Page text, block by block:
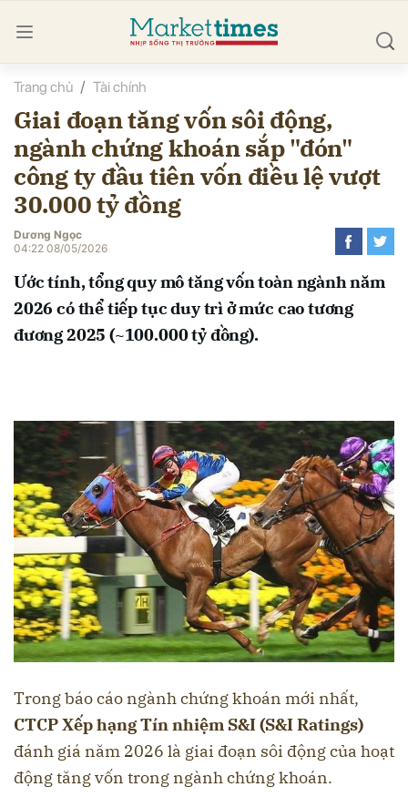
Trang chủ Tài chính
Giai đoạn tăng vốn sôi động,
ngành chứng khoán sắp "đón"
công ty đầu tiên vốn điều lệ vượt
30.000 tỷ đồng
Dương Ngọc
04:22 08/05/2026
Ước tính, tổng quy mô tăng vốn toàn ngành năm
2026 có thể tiếp tục duy trì ở mức cao tương
đương 2025 (~100.000 tỷ đồng).
Trong báo cáo ngành chứng khoán mới nhất,
CTCP Xếp hạng Tín nhiệm S&I (S&I Ratings)
đánh giá năm 2026 là giai đoạn sôi động của hoạt
động tăng vốn trong ngành chứng khoán.
luận